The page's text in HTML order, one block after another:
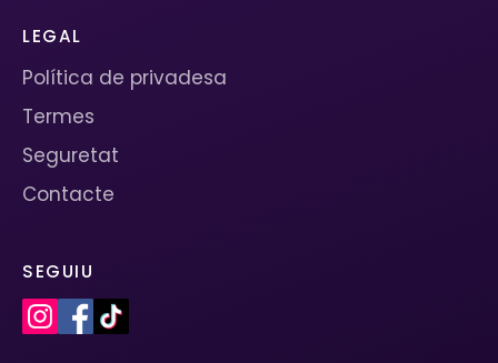
LEGAL
Política de privadesa
Termes
Seguretat
Contacte
SEGUIU